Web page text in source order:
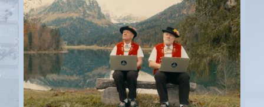
Anwil
Appenzell
Au SG
Baar
Baden
Balsthal